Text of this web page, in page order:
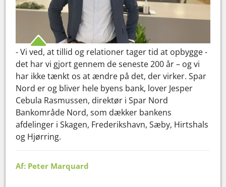
- Vi ved, at tillid og relationer tager tid at opbygge -
det har vi gjort gennem de seneste 200 år – og vi
har ikke tænkt os at ændre på det, der virker. Spar
Nord er og bliver hele byens bank, lover Jesper
Cebula Rasmussen, direktør i Spar Nord
Bankområde Nord, som dækker bankens
afdelinger i Skagen, Frederikshavn, Sæby, Hirtshals
og Hjørring.
Af: Peter Marquard